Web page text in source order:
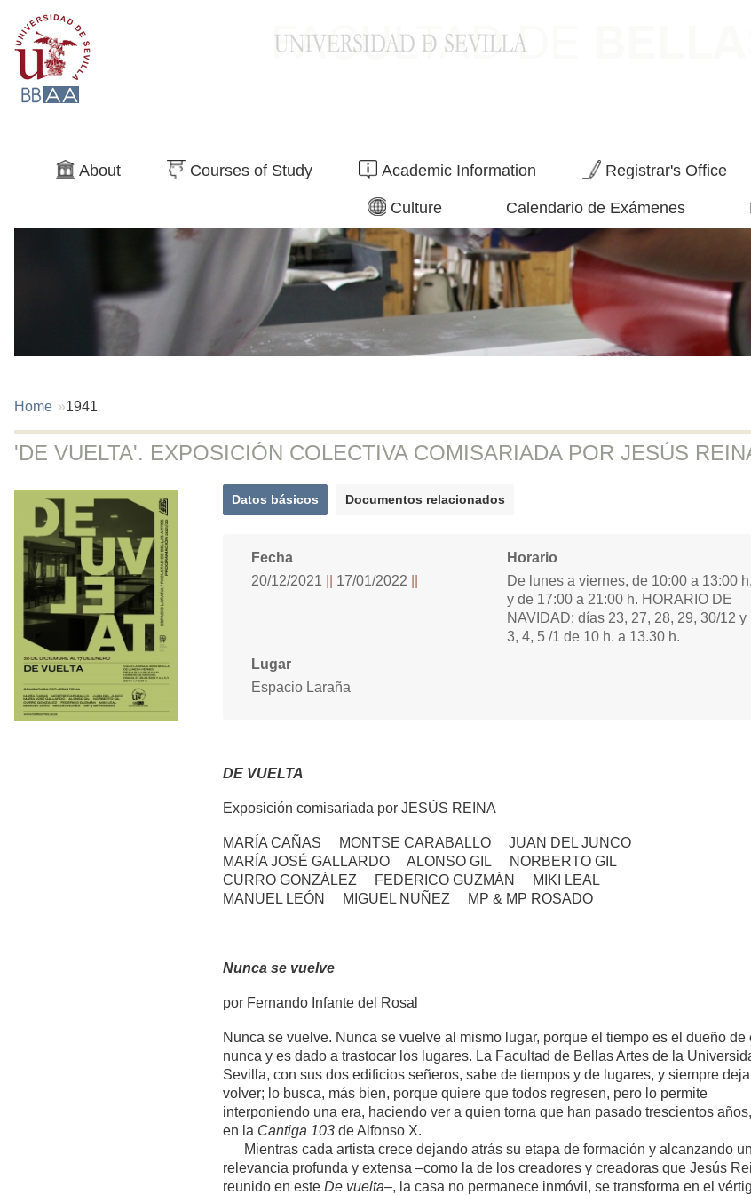
SearchAbout Courses of Study Academic Information Registrar's Office
Culture
Calendario de Exámenes
You
here:
Home 1941
'DE VUELTA'. EXPOSICIÓN COLECTIVA COMISARIADA POR JESÚS
Datos básicos
(active
Documentos relacionados
Fecha
20/12/2021
17/01/2022
Horario
De lunes a viernes, de 10:00 a 13:00 h.
y de 17:00 a 21:00 h. HORARIO DE
NAVIDAD: días 23, 27, 28, 29, 30/12 y
3, 4, 5 /1 de 10 h. a 13.30 h.
Lugar
Espacio Laraña
DE VUELTA
Exposición comisariada por JESÚS REINA
MARÍA CAÑAS MONTSE CARABALLO JUAN DEL JUNCO
MARÍA JOSÉ GALLARDO ALONSO GIL NORBERTO GIL
CURRO GONZÁLEZ FEDERICO GUZMÁN MIKI LEAL
MANUEL LEÓN MIGUEL NUÑEZ MP & MP ROSADO
Nunca se vuelve
por Fernando Infante del Rosal
Nunca se vuelve. Nunca se vuelve al mismo lugar, porque el tiempo es el dueño de
nunca y es dado a trastocar los lugares. La Facultad de Bellas Artes de la
Sevilla, con sus dos edificios señeros, sabe de tiempos y de lugares, y siempre deja
volver; lo busca, más bien, porque quiere que todos regresen, pero lo permite
interponiendo una era, haciendo ver a quien torna que han pasado trescientos
en la Cantiga 103 de Alfonso X.
Mientras cada artista crece dejando atrás su etapa de formación y alcanzando
relevancia profunda y extensa –como la de los creadores y creadoras que Jesús
reunido en este De vuelta–, la casa no permanece inmóvil, se transforma en el